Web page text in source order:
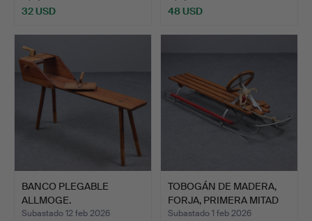
32 USD 48 USD
BANCO PLEGABLE
ALLMOGE.
Subastado 12 feb 2026
TOBOGÁN DE MADERA,
FORJA, PRIMERA MITAD
DE…
Subastado 1 feb 2026